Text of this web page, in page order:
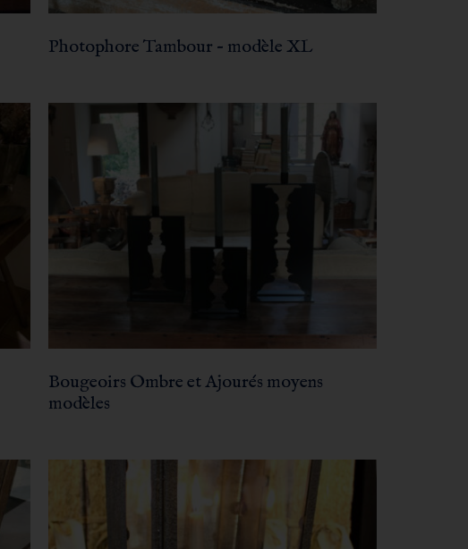
Photophore Tambour – modèle XL
Bougeoirs Ombre et Ajourés moyens
modèles